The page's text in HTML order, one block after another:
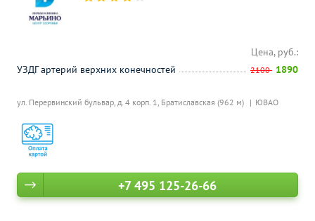
ул. Перервинский бульвар, д. 4 корп. 1, Братиславская (962 м) ЮВАО
Цена, руб.:
УЗДГ артерий верхних конечностей
2100 1890
+7 495 125-26-66